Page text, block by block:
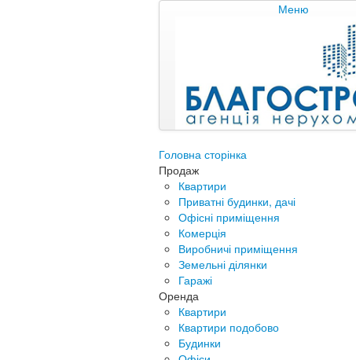
Меню
Головна сторінка
Продаж
Квартири
Приватні будинки, дачі
Офісні приміщення
Комерція
Виробничі приміщення
Земельні ділянки
Гаражі
Оренда
Квартири
Квартири подобово
Будинки